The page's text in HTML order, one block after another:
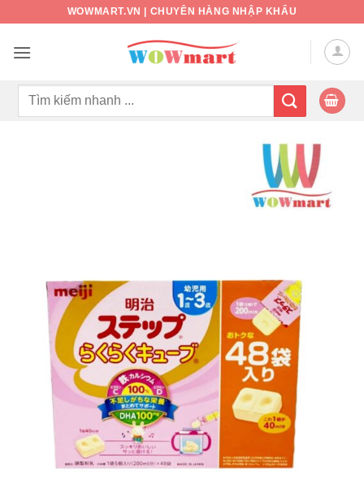
nội
WOWMART.VN | CHUYÊN HÀNG NHẬP KHẨU
Tìm